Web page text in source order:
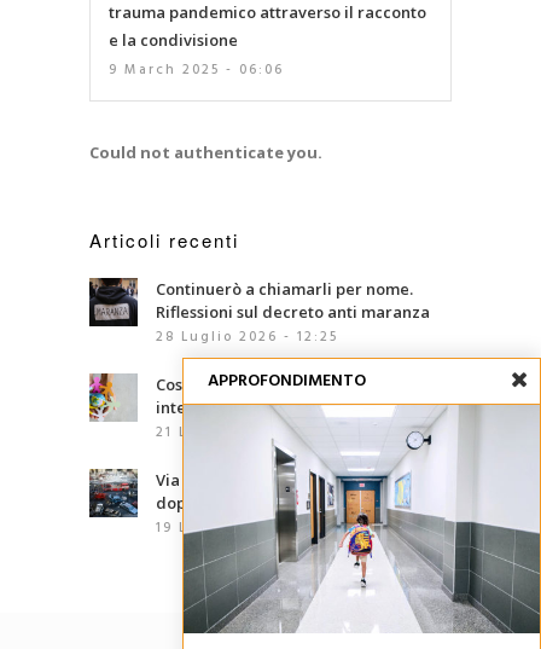
trauma pandemico attraverso il racconto
e la condivisione
9 March 2025 - 06:06
Could not authenticate you.
Articoli recenti
Continuerò a chiamarli per nome.
Riflessioni sul decreto anti maranza
28 Luglio 2026 - 12:25
Cosa sono le competenze
interculturali?
21 Luglio 2026 - 07:00
Via d’Amelio, trentaquattro anni
dopo: le mafie che abbiamo davanti
19 Luglio 2026 - 06:02
APPROFONDIMENTO